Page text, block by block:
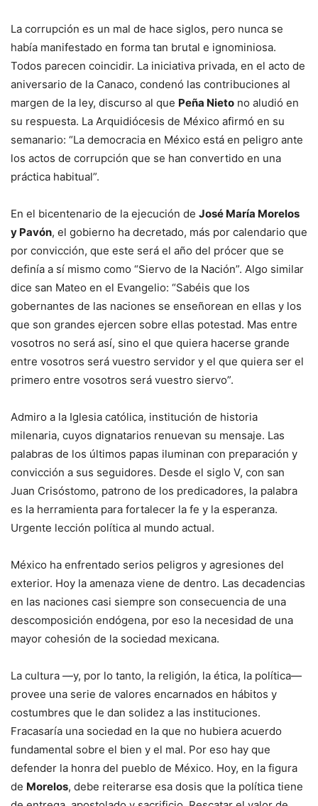
La corrupción es un mal de hace siglos, pero nunca se
había manifestado en forma tan brutal e ignominiosa.
Todos parecen coincidir. La iniciativa privada, en el acto de
aniversario de la Canaco, condenó las contribuciones al
margen de la ley, discurso al que Peña Nieto no aludió en
su respuesta. La Arquidiócesis de México afirmó en su
semanario: “La democracia en México está en peligro ante
los actos de corrupción que se han convertido en una
práctica habitual”.
En el bicentenario de la ejecución de José María Morelos
y Pavón, el gobierno ha decretado, más por calendario que
por convicción, que este será el año del prócer que se
definía a sí mismo como “Siervo de la Nación”. Algo similar
dice san Mateo en el Evangelio: “Sabéis que los
gobernantes de las naciones se enseñorean en ellas y los
que son grandes ejercen sobre ellas potestad. Mas entre
vosotros no será así, sino el que quiera hacerse grande
entre vosotros será vuestro servidor y el que quiera ser el
primero entre vosotros será vuestro siervo”.
Admiro a la Iglesia católica, institución de historia
milenaria, cuyos dignatarios renuevan su mensaje. Las
palabras de los últimos papas iluminan con preparación y
convicción a sus seguidores. Desde el siglo V, con san
Juan Crisóstomo, patrono de los predicadores, la palabra
es la herramienta para fortalecer la fe y la esperanza.
Urgente lección política al mundo actual.
México ha enfrentado serios peligros y agresiones del
exterior. Hoy la amenaza viene de dentro. Las decadencias
en las naciones casi siempre son consecuencia de una
descomposición endógena, por eso la necesidad de una
mayor cohesión de la sociedad mexicana.
La cultura —y, por lo tanto, la religión, la ética, la política—
provee una serie de valores encarnados en hábitos y
costumbres que le dan solidez a las instituciones.
Fracasaría una sociedad en la que no hubiera acuerdo
fundamental sobre el bien y el mal. Por eso hay que
defender la honra del pueblo de México. Hoy, en la figura
de Morelos, debe reiterarse esa dosis que la política tiene